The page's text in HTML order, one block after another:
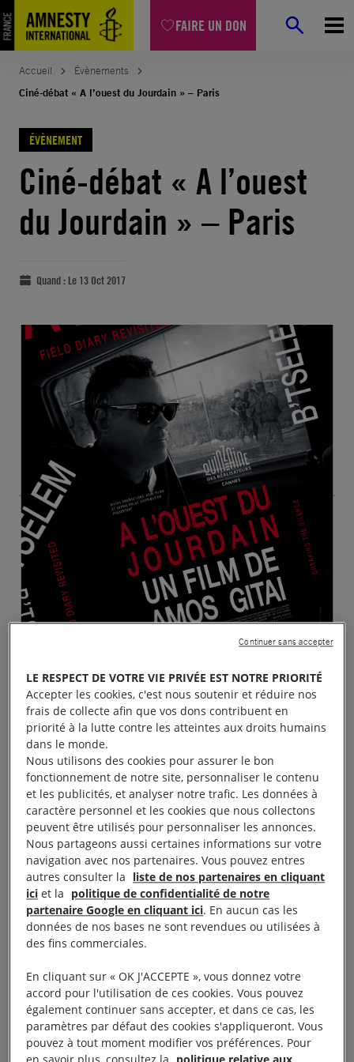
FAIRE UN DON
Accueil
Évènements
Ciné-débat « A l’ouest du Jourdain » – Paris
ÉVÈNEMENT
Ciné-débat « A l’ouest
du Jourdain » – Paris
Quand : Le 13 Oct 2017
Amnesty International France vous invite à une
projection/débat du film d’Amos Gitaï « A l’ouest du
Jourdain »le 13 octobre à 20 h
Dans son film « A l’ouest du Jourdain », Amos Gitaï
retourne dans les territoires occupés pour la
première fois depuis son film documentaire Journal
de campagne (1982). Gitaï circule en Cisjordanie,
où il est témoin des efforts citoyensisraélienset
palestiniens pour tenter de dépasser les
conséquences d’une occupation qui dure depuis
cinquante ans.
Les perspectives esquissées par Amos Gitaï, qui
garde son point de vue personnel, rejoignent
l’approche d’Amnesty International : montrer les
violations et les souffrances, telles qu’elles peuvent
LE RESPECT DE VOTRE VIE PRIVÉE EST NOTRE PRIORITÉ
Accepter les cookies, c'est nous soutenir et réduire nos
frais de collecte afin que vos dons contribuent en
priorité à la lutte contre les atteintes aux droits humains
dans le monde.
Nous utilisons des cookies pour assurer le bon
fonctionnement de notre site, personnaliser le contenu
et les publicités, et analyser notre trafic. Les données à
caractère personnel et les cookies que nous collectons
peuvent être utilisés pour personnaliser les annonces.
Nous partageons aussi certaines informations sur votre
navigation avec nos partenaires. Vous pouvez entres
autres consulter la liste de nos partenaires en cliquant
ici et la politique de confidentialité de notre
partenaire Google en cliquant ici. En aucun cas les
données de nos bases ne sont revendues ou utilisées à
des fins commerciales.
En cliquant sur « OK J'ACCEPTE », vous donnez votre
accord pour l'utilisation de ces cookies. Vous pouvez
également continuer sans accepter, et dans ce cas, les
paramètres par défaut des cookies s'appliqueront. Vous
pouvez à tout moment modifier vos préférences. Pour
Continuer sans accepter